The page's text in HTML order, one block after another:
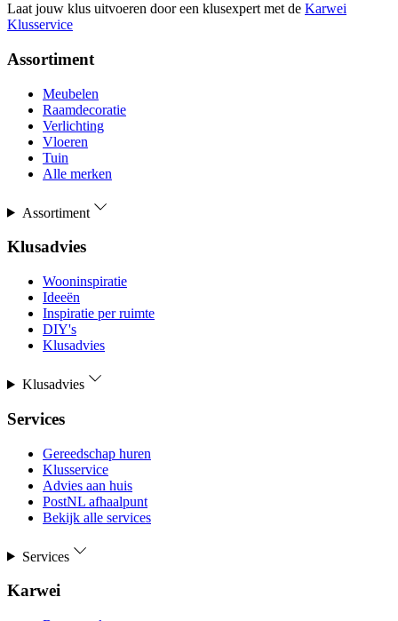
Laat jouw klus uitvoeren door een klusexpert met de Karwei
Klusservice
Assortiment
Meubelen
Raamdecoratie
Verlichting
Vloeren
Tuin
Alle merken
Assortiment
Klusadvies
Wooninspiratie
Ideeën
Inspiratie per ruimte
DIY's
Klusadvies
Klusadvies
Services
Gereedschap huren
Klusservice
Advies aan huis
PostNL afhaalpunt
Bekijk alle services
Services
Karwei